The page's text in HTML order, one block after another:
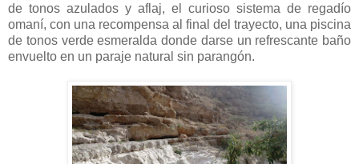
de tonos azulados y aflaj, el curioso sistema de regadío
omaní, con una recompensa al final del trayecto, una piscina
de tonos verde esmeralda donde darse un refrescante baño
envuelto en un paraje natural sin parangón.